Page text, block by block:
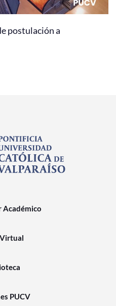
postulación a
Académico
PUCV